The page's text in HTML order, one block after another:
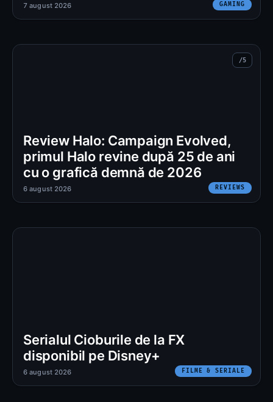
GAMING
7 august 2026
Review Halo: Campaign Evolved,
primul Halo revine după 25 de ani
cu o grafică demnă de 2026
REVIEWS
6 august 2026
Serialul Cioburile de la FX
disponibil pe Disney+
FILME & SERIALE
6 august 2026